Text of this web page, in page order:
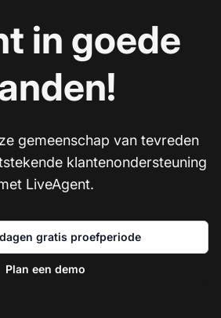
in goede
gemeenschap van tevreden
klantenondersteuning
LiveAgent.
gratis proefperiode
Plan een demo